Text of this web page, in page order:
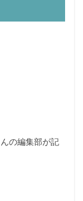
の編集部が記